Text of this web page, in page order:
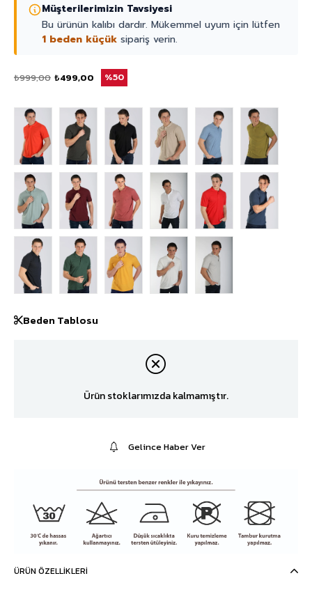
Müşterilerimizin Tavsiyesi
Bu ürünün kalıbı dardır. Mükemmel uyum için lütfen
1 beden küçük sipariş verin.
₺999,00 ₺499,00 50
Beden Tablosu
Ürün stoklarımızda kalmamıştır.
Gelince Haber Ver
ÜRÜN ÖZELLIKLERI